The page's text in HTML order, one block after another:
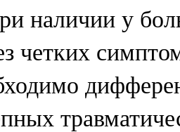
наличии у
четких